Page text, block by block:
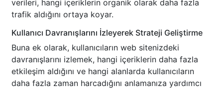
verileri, hangi içeriklerin organik olarak daha fazla
trafik aldığını ortaya koyar.
Kullanıcı Davranışlarını İzleyerek Strateji Geliştirme
Buna ek olarak, kullanıcıların web sitenizdeki
davranışlarını izlemek, hangi içeriklerin daha fazla
etkileşim aldığını ve hangi alanlarda kullanıcıların
daha fazla zaman harcadığını anlamanıza yardımcı